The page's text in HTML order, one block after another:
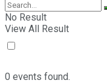
E-Magazine
No Result
View All Result
0 events found.